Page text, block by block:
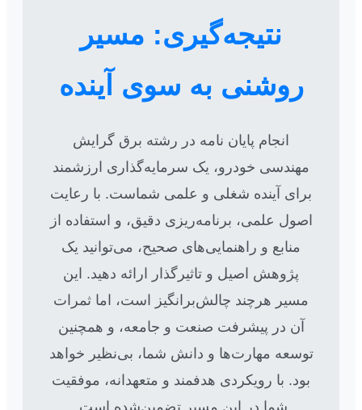
نتیجه‌گیری: مسیر
روشنی به سوی آینده
انجام پایان نامه در رشته برق گرایش
مهندسی خودرو، یک سرمایه‌گذاری ارزشمند
برای آینده شغلی و علمی شماست. با رعایت
اصول علمی، برنامه‌ریزی دقیق، و استفاده از
منابع و راهنمایی‌های صحیح، می‌توانید یک
پژوهش اصیل و تاثیرگذار ارائه دهید. این
مسیر هرچند چالش‌برانگیز است، اما ثمرات
آن در پیشرفت صنعت و جامعه، و همچنین
توسعه مهارت‌ها و دانش شما، بی‌نظیر خواهد
بود. با رویکردی هدفمند و متعهدانه، موفقیت
شما در این مسیر تضمین‌شده است.